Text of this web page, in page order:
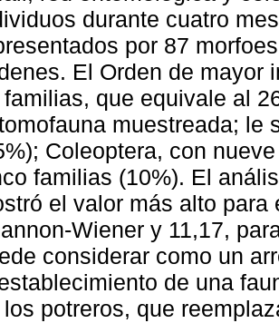
durante cuatro
por 87
El Orden de mayor
familias, que equivale al
muestreada; le
Coleoptera, con
familias (10%). El
el valor más alto
Wiener y 11,17,
considerar como un
de una
los potreros, que